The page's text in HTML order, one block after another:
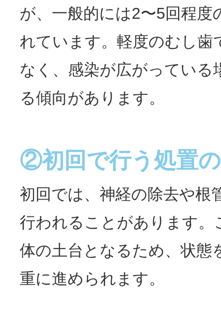
が、一般的には2〜5回程度
れています。軽度のむし歯
なく、感染が広がっている
る傾向があります。
②初回で行う処置
初回では、神経の除去や根
行われることがあります。
体の土台となるため、状態
重に進められます。